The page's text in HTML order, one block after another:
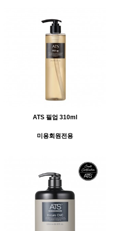
ATS 필업 310ml
미용회원전용